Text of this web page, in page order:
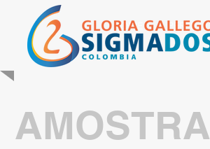
AMOSTRA
HOME PERFIL